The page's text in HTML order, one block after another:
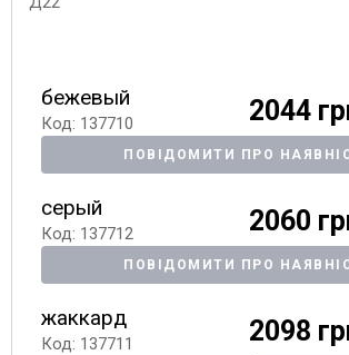
бежевый
Код: 137710 2044
ПОВІДОМИТИ ПРО
серый
Код: 137712 2060
ПОВІДОМИТИ ПРО
жаккард
Код: 137711 2098